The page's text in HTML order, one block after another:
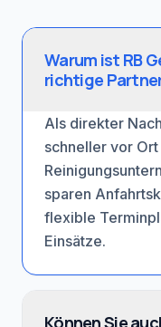
Warum ist RB
richtige
Als direkter
schneller vor
sparen
flexible
Einsätze.
Können Sie